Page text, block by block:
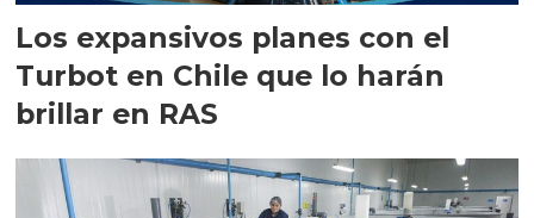
Los expansivos planes con el
Turbot en Chile que lo harán
brillar en RAS